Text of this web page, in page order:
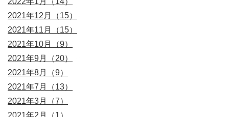
2021年12月（15）
2021年11月（15）
2021年10月（9）
2021年9月（20）
2021年8月（9）
2021年7月（13）
2021年3月（7）
2021年2月（1）